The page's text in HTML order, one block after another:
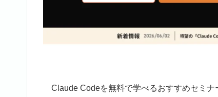
Claude Codeを無料で学べるおすすめセミ